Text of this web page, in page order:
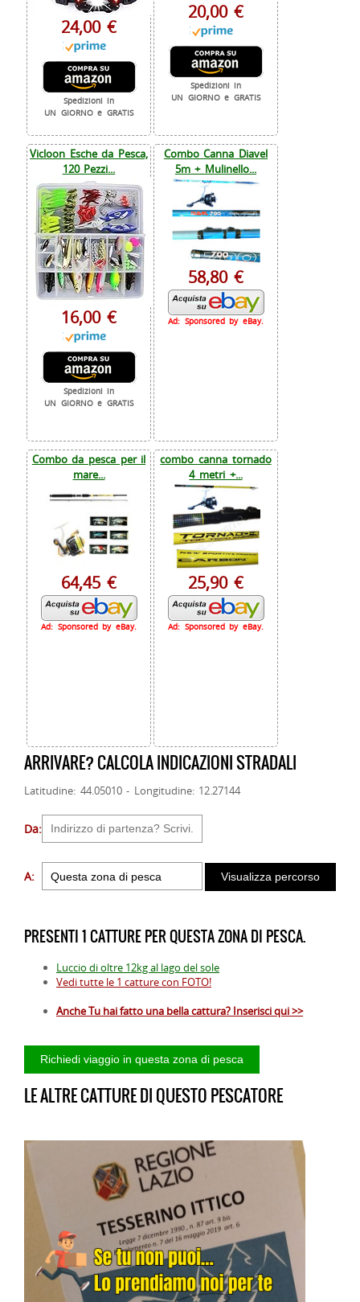
24,00 €
Spedizioni in
UN GIORNO e GRATIS
20,00 €
Spedizioni in
UN GIORNO e GRATIS
Vicloon Esche da Pesca,
120 Pezzi...
16,00 €
Spedizioni in
UN GIORNO e GRATIS
Combo Canna Diavel
5m + Mulinello...
58,80 €
Ad: Sponsored by eBay.
Combo da pesca per il
mare...
64,45 €
Ad: Sponsored by eBay.
combo canna tornado
4 metri +...
25,90 €
Ad: Sponsored by eBay.
ARRIVARE? CALCOLA INDICAZIONI STRADALI
Latitudine: 44.05010 - Longitudine: 12.27144
Da:
A:
PRESENTI 1 CATTURE PER QUESTA ZONA DI PESCA.
Luccio di oltre 12kg al lago del sole
Vedi tutte le 1 catture con FOTO!
Anche Tu hai fatto una bella cattura? Inserisci qui >>
LE ALTRE CATTURE DI QUESTO PESCATORE